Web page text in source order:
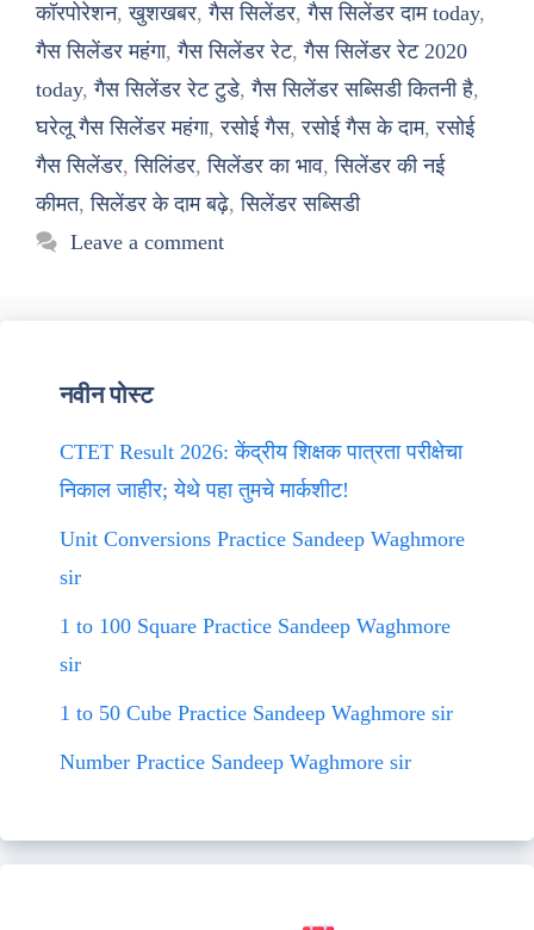
कॉरपोरेशन,खुशखबर,गैस सिलेंडर,गैस सिलेंडर दाम today,
गैस सिलेंडर महंगा,गैस सिलेंडर रेट,गैस सिलेंडर रेट 2020
today,गैस सिलेंडर रेट टुडे,गैस सिलेंडर सब्सिडी कितनी है,
घरेलू गैस सिलेंडर महंगा,रसोई गैस,रसोई गैस के दाम,रसोई
गैस सिलेंडर,सिलिंडर,सिलेंडर का भाव,सिलेंडर की नई
कीमत,सिलेंडर के दाम बढ़े,सिलेंडर सब्सिडी
Leave a comment
नवीन पोस्ट
CTET Result 2026: केंद्रीय शिक्षक पात्रता परीक्षेचा
निकाल जाहीर; येथे पहा तुमचे मार्कशीट!
Unit Conversions Practice Sandeep Waghmore
sir
1 to 100 Square Practice Sandeep Waghmore
sir
1 to 50 Cube Practice Sandeep Waghmore sir
Number Practice Sandeep Waghmore sir